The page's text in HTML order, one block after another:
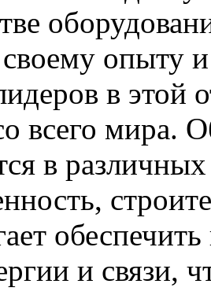
опыту
в этой
всего мира.
в
и связи,